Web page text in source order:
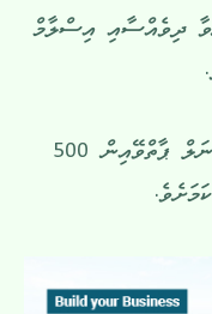
ދިވެއްސާއި އިސްލާމް
ވުޒާރާއިން ކުރިން ބުނެފައިވަނީ، ވޮކޭޝަނަލް ޕާތްވޭއިން 500